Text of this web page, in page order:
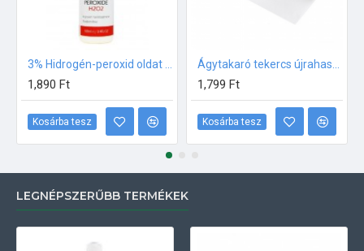
1,890 Ft
Kosárba tesz
1,799 Ft
Kosárba tesz
LEGNÉPSZERŰBB TERMÉKEK